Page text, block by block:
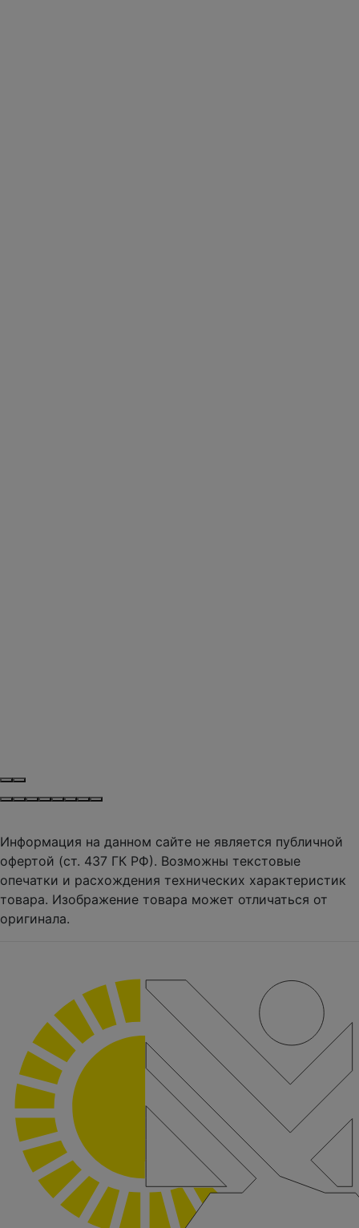
Информация на данном сайте не является публичной
офертой (ст. 437 ГК РФ). Возможны текстовые
опечатки и расхождения технических характеристик
товара. Изображение товара может отличаться от
оригинала.